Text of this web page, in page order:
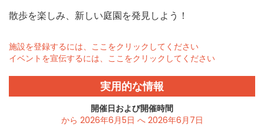
散歩を楽しみ、新しい庭園を発見しよう！
施設を登録するには、ここをクリックしてください
イベントを宣伝するには、ここをクリックしてください
実用的な情報
開催日および開催時間
から 2026年6月5日 へ 2026年6月7日